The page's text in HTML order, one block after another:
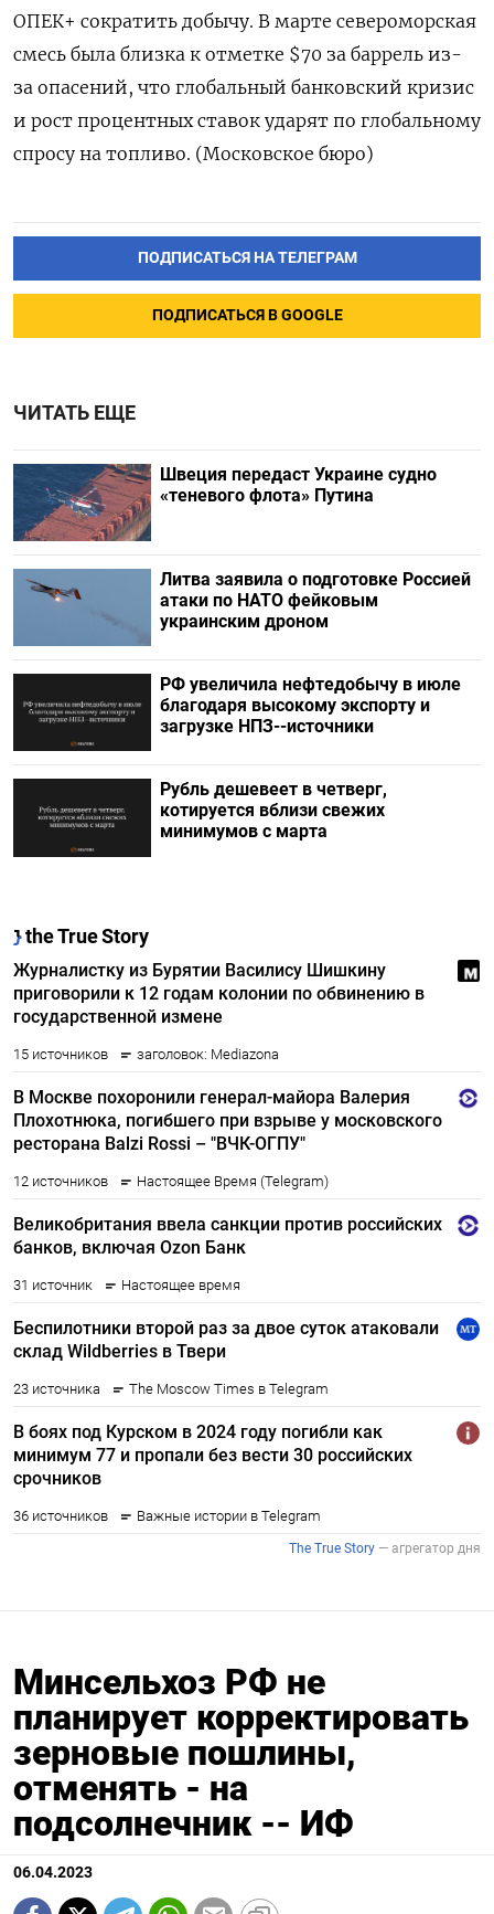
ОПЕК+ сократить добычу. В марте североморская
смесь была близка к отметке $70 за баррель из-
за опасений, что глобальный банковский кризис
и рост процентных ставок ударят по глобальному
спросу на топливо. (Московское бюро)
ПОДПИСАТЬСЯ НА ТЕЛЕГРАМ
ПОДПИСАТЬСЯ В GOOGLE
ЧИТАТЬ ЕЩЕ
Швеция передаст Украине судно
«теневого флота» Путина
Литва заявила о подготовке Россией
атаки по НАТО фейковым
украинским дроном
РФ увеличила нефтедобычу в июле
благодаря высокому экспорту и
загрузке НПЗ--источники
Рубль дешевеет в четверг,
котируется вблизи свежих
минимумов с марта
Минсельхоз РФ не
планирует корректировать
зерновые пошлины,
отменять - на
подсолнечник -- ИФ
06.04.2023